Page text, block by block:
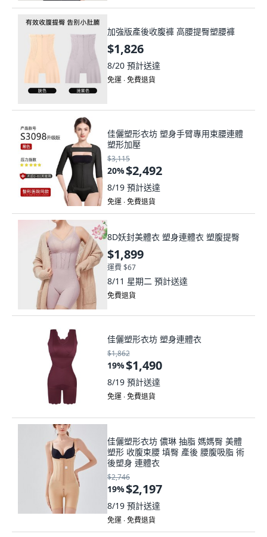
加強版產後收腹褲 高腰提臀塑腰褲
$1,826
8/20 預計送達
免運 ∙ 免費退貨
佳儷塑形衣坊 塑身手臂專用束腰連體
塑形加壓
$3,115
20%$2,492
8/19 預計送達
免運 ∙ 免費退貨
8D妖封美體衣 塑身連體衣 塑腹提臀
$1,899
運費 $67
8/11 星期二 預計送達
免費退貨
佳儷塑形衣坊 塑身連體衣
$1,862
19%$1,490
8/19 預計送達
免運 ∙ 免費退貨
佳儷塑形衣坊 儂琳 抽脂 媽媽臀 美體
塑形 收腹束腰 填臀 產後 腰腹吸脂 術
後塑身 連體衣
$2,746
19%$2,197
8/19 預計送達
免運 ∙ 免費退貨